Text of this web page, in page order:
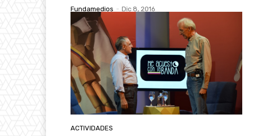
Fundamedios - Dic 8, 2016
ACTIVIDADES